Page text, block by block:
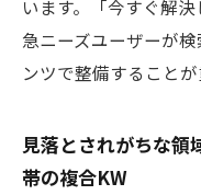
います。「今すぐ解
急ニーズユーザーが
ンツで整備することが
見落とされがちな
帯の複合KW